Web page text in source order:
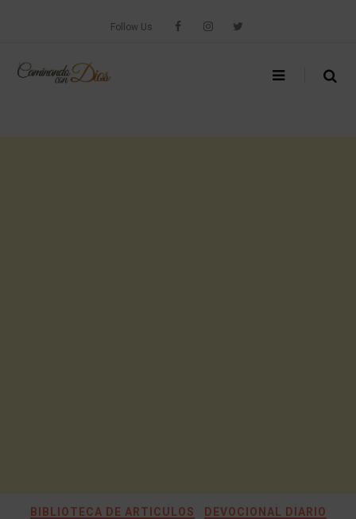
Follow Us
BIBLIOTECA DE ARTICULOS DEVOCIONAL DIARIO